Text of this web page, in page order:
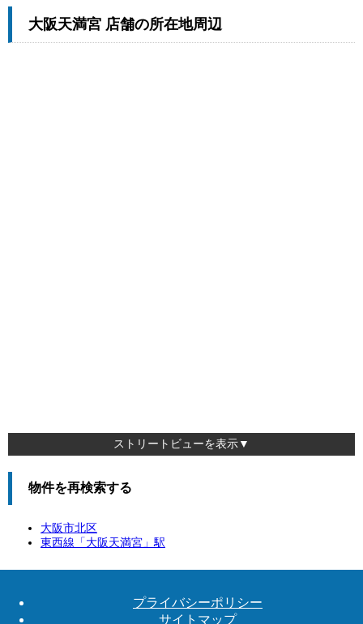
大阪天満宮 店舗の所在地周辺
ストリートビューを表示▼
物件を再検索する
大阪市北区
東西線「 大阪天満宮 」駅
プライバシーポリシー
サイトマップ